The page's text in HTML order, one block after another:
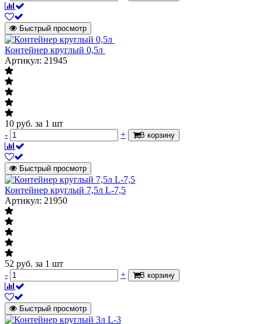
Быстрый просмотр
Контейнер круглый 0,5л
Артикул: 21945
10 руб. за 1 шт
-
+ В корзину
Быстрый просмотр
Контейнер круглый 7,5л L-7,5
Артикул: 21950
52 руб. за 1 шт
-
+ В корзину
Быстрый просмотр